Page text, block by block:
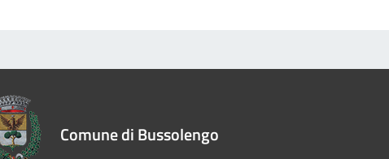
Comune di Bussolengo